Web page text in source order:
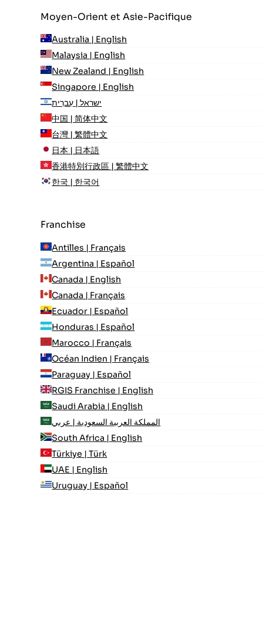
Moyen-Orient et Asie-Pacifique
Australia | English
Malaysia | English
New Zealand | English
Singapore | English
ישראל | עִברִית
中国 | 简体中文
台灣 | 繁體中文
日本 | 日本語
香港特別行政區 | 繁體中文
한국 | 한국어
Franchise
Antilles | Français
Argentina | Español
Canada | English
Canada | Français
Ecuador | Español
Honduras | Español
Marocco | Français
Océan Indien | Français
Paraguay | Español
RGIS Franchise | English
Saudi Arabia | English
المملكة العربية السعودية | عربي
South Africa | English
Türkiye | Türk
UAE | English
Uruguay | Español